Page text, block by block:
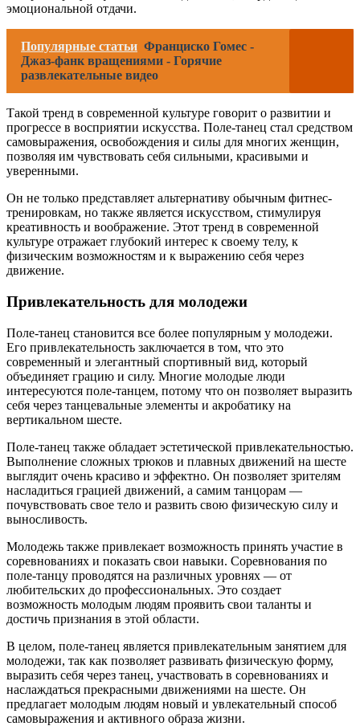
эмоциональной отдачи.
Популярные статьи Франциско Гомес -
Джаз-фанк вращениями - Горячие
развлекательные видео
Такой тренд в современной культуре говорит о развитии и
прогрессе в восприятии искусства. Поле-танец стал средством
самовыражения, освобождения и силы для многих женщин,
позволяя им чувствовать себя сильными, красивыми и
уверенными.
Он не только представляет альтернативу обычным фитнес-
тренировкам, но также является искусством, стимулируя
креативность и воображение. Этот тренд в современной
культуре отражает глубокий интерес к своему телу, к
физическим возможностям и к выражению себя через
движение.
Привлекательность для молодежи
Поле-танец становится все более популярным у молодежи.
Его привлекательность заключается в том, что это
современный и элегантный спортивный вид, который
объединяет грацию и силу. Многие молодые люди
интересуются поле-танцем, потому что он позволяет выразить
себя через танцевальные элементы и акробатику на
вертикальном шесте.
Поле-танец также обладает эстетической привлекательностью.
Выполнение сложных трюков и плавных движений на шесте
выглядит очень красиво и эффектно. Он позволяет зрителям
насладиться грацией движений, а самим танцорам —
почувствовать свое тело и развить свою физическую силу и
выносливость.
Молодежь также привлекает возможность принять участие в
соревнованиях и показать свои навыки. Соревнования по
поле-танцу проводятся на различных уровнях — от
любительских до профессиональных. Это создает
возможность молодым людям проявить свои таланты и
достичь признания в этой области.
В целом, поле-танец является привлекательным занятием для
молодежи, так как позволяет развивать физическую форму,
выразить себя через танец, участвовать в соревнованиях и
наслаждаться прекрасными движениями на шесте. Он
предлагает молодым людям новый и увлекательный способ
самовыражения и активного образа жизни.